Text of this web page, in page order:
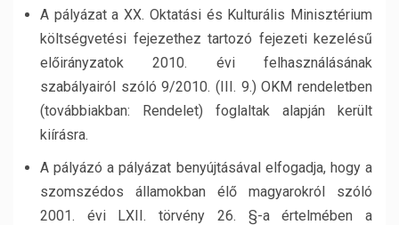
A pályázat a XX. Oktatási és Kulturális Minisztérium
költségvetési fejezethez tartozó fejezeti kezelésű
előirányzatok 2010. évi felhasználásának
szabályairól szóló 9/2010. (III. 9.) OKM rendeletben
(továbbiakban: Rendelet) foglaltak alapján került
kiírásra.
A pályázó a pályázat benyújtásával elfogadja, hogy a
szomszédos államokban élő magyarokról szóló
2001. évi LXII. törvény 26. §-a értelmében a